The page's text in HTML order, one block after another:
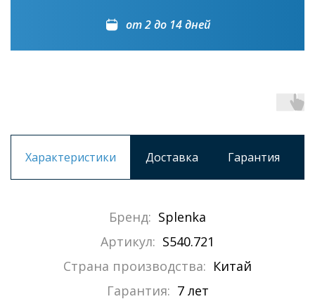
от 2 до 14 дней
Характеристики Доставка Гарантия
Бренд: Splenka
Артикул: S540.721
Страна производства: Китай
Гарантия: 7 лет